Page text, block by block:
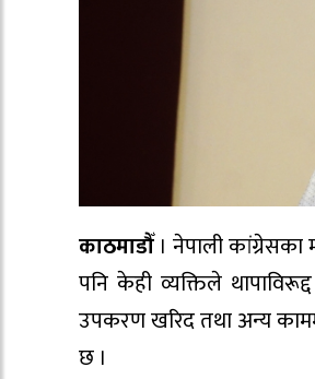
काठमाडौँ। नेपाली कांग्रेसका
पनि केही व्यक्तिले
उपकरण खरिद तथा अन्य
छ ।